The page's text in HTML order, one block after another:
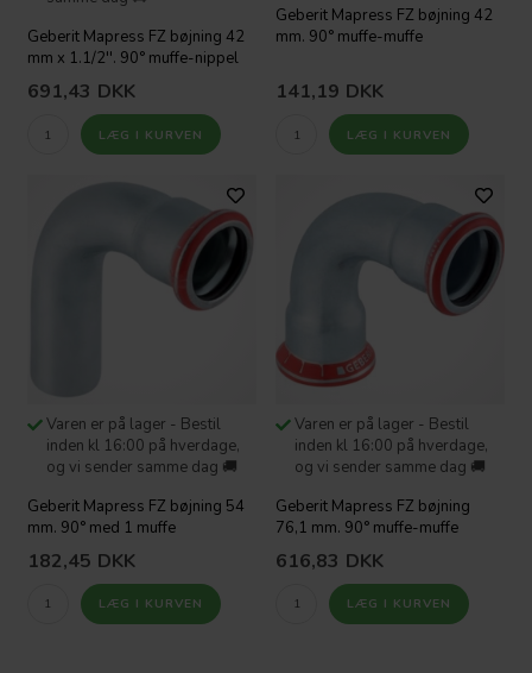
Geberit Mapress FZ bøjning 42
mm x 1.1/2''. 90° muffe-nippel
691,43 DKK
Geberit Mapress FZ bøjning 42
mm. 90° muffe-muffe
141,19 DKK
Varen er på lager - Bestil
inden kl 16:00 på hverdage,
og vi sender samme dag 🚚
Geberit Mapress FZ bøjning 54
mm. 90° med 1 muffe
182,45 DKK
Varen er på lager - Bestil
inden kl 16:00 på hverdage,
og vi sender samme dag 🚚
Geberit Mapress FZ bøjning
76,1 mm. 90° muffe-muffe
616,83 DKK